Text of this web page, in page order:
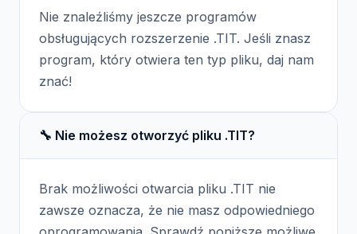
Nie znaleźliśmy jeszcze programów
obsługujących rozszerzenie .TIT. Jeśli znasz
program, który otwiera ten typ pliku, daj nam
znać!
🔧 Nie możesz otworzyć pliku .TIT?
Brak możliwości otwarcia pliku .TIT nie
zawsze oznacza, że nie masz odpowiedniego